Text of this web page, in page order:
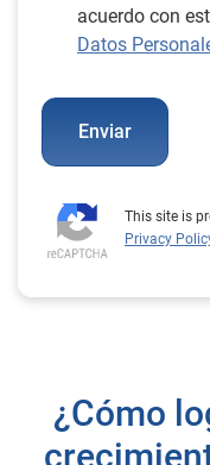
acuerdo con
Datos
Enviar
This site is
Privacy
¿Cómo